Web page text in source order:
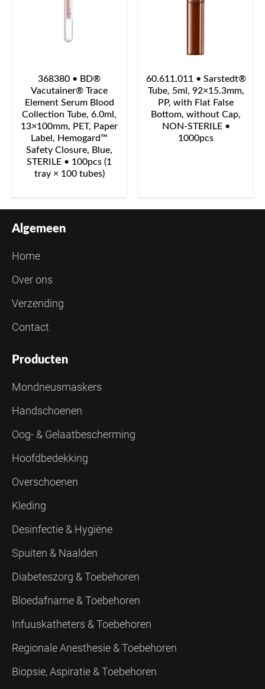
368380 • BD®
Vacutainer® Trace
Element Serum Blood
Collection Tube, 6.0ml,
13×100mm, PET, Paper
Label, Hemogard™
Safety Closure, Blue,
STERILE • 100pcs (1
tray × 100 tubes)
60.611.011 • Sarstedt®
Tube, 5ml, 92×15.3mm,
PP, with Flat False
Bottom, without Cap,
NON-STERILE •
1000pcs
Algemeen
Home
Over ons
Verzending
Contact
Producten
Mondneusmaskers
Handschoenen
Oog- & Gelaatbescherming
Hoofdbedekking
Overschoenen
Kleding
Desinfectie & Hygiëne
Spuiten & Naalden
Diabeteszorg & Toebehoren
Bloedafname & Toebehoren
Infuuskatheters & Toebehoren
Regionale Anesthesie & Toebehoren
Biopsie, Aspiratie & Toebehoren